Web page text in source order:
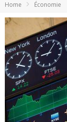
Home Économie